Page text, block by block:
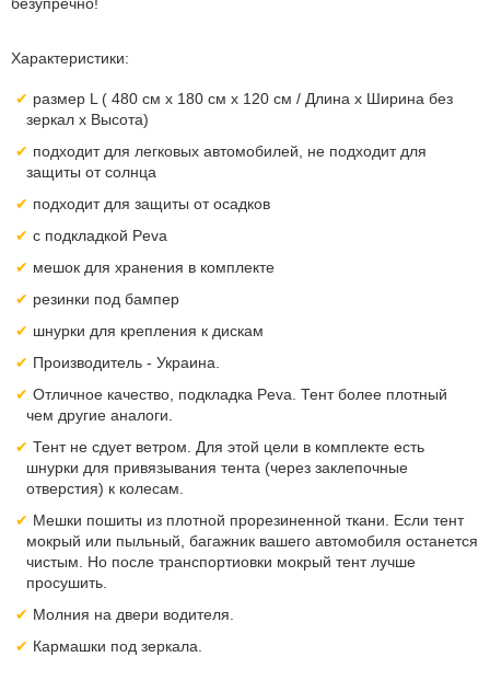
Характеристики:
размер L ( 480 см x 180 см x 120 см / Длина х Ширина без
зеркал х Высота)
подходит для легковых автомобилей, не подходит для
защиты от солнца
подходит для защиты от осадков
с подкладкой Peva
мешок для хранения в комплекте
резинки под бампер
шнурки для крепления к дискам
Производитель - Украина.
Отличное качество, подкладка Peva. Тент более плотный
чем другие аналоги.
Тент не сдует ветром. Для этой цели в комплекте есть
шнурки для привязывания тента (через заклепочные
отверстия) к колесам.
Мешки пошиты из плотной прорезиненной ткани. Если тент
мокрый или пыльный, багажник вашего автомобиля останется
чистым. Но после транспортиовки мокрый тент лучше
просушить.
Молния на двери водителя.
Кармашки под зеркала.